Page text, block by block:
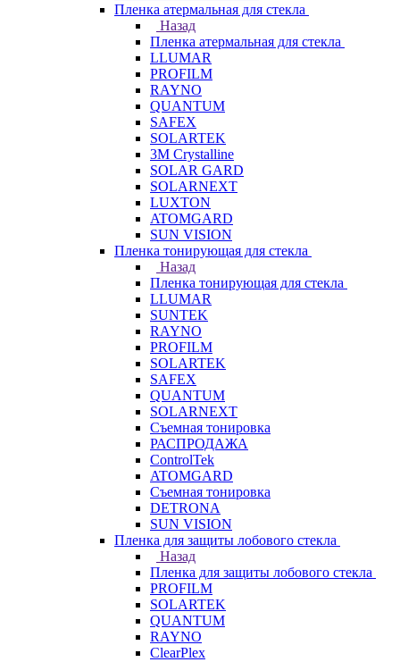
Пленка атермальная для стекла
Назад
Пленка атермальная для стекла
LLUMAR
PROFILM
RAYNO
QUANTUM
SAFEX
SOLARTEK
3M Crystalline
SOLAR GARD
SOLARNEXT
LUXTON
ATOMGARD
SUN VISION
Пленка тонирующая для стекла
Назад
Пленка тонирующая для стекла
LLUMAR
SUNTEK
RAYNO
PROFILM
SOLARTEK
SAFEX
QUANTUM
SOLARNEXT
Съемная тонировка
РАСПРОДАЖА
ControlTek
ATOMGARD
Съемная тонировка
DETRONA
SUN VISION
Пленка для защиты лобового стекла
Назад
Пленка для защиты лобового стекла
PROFILM
SOLARTEK
QUANTUM
RAYNO
ClearPlex